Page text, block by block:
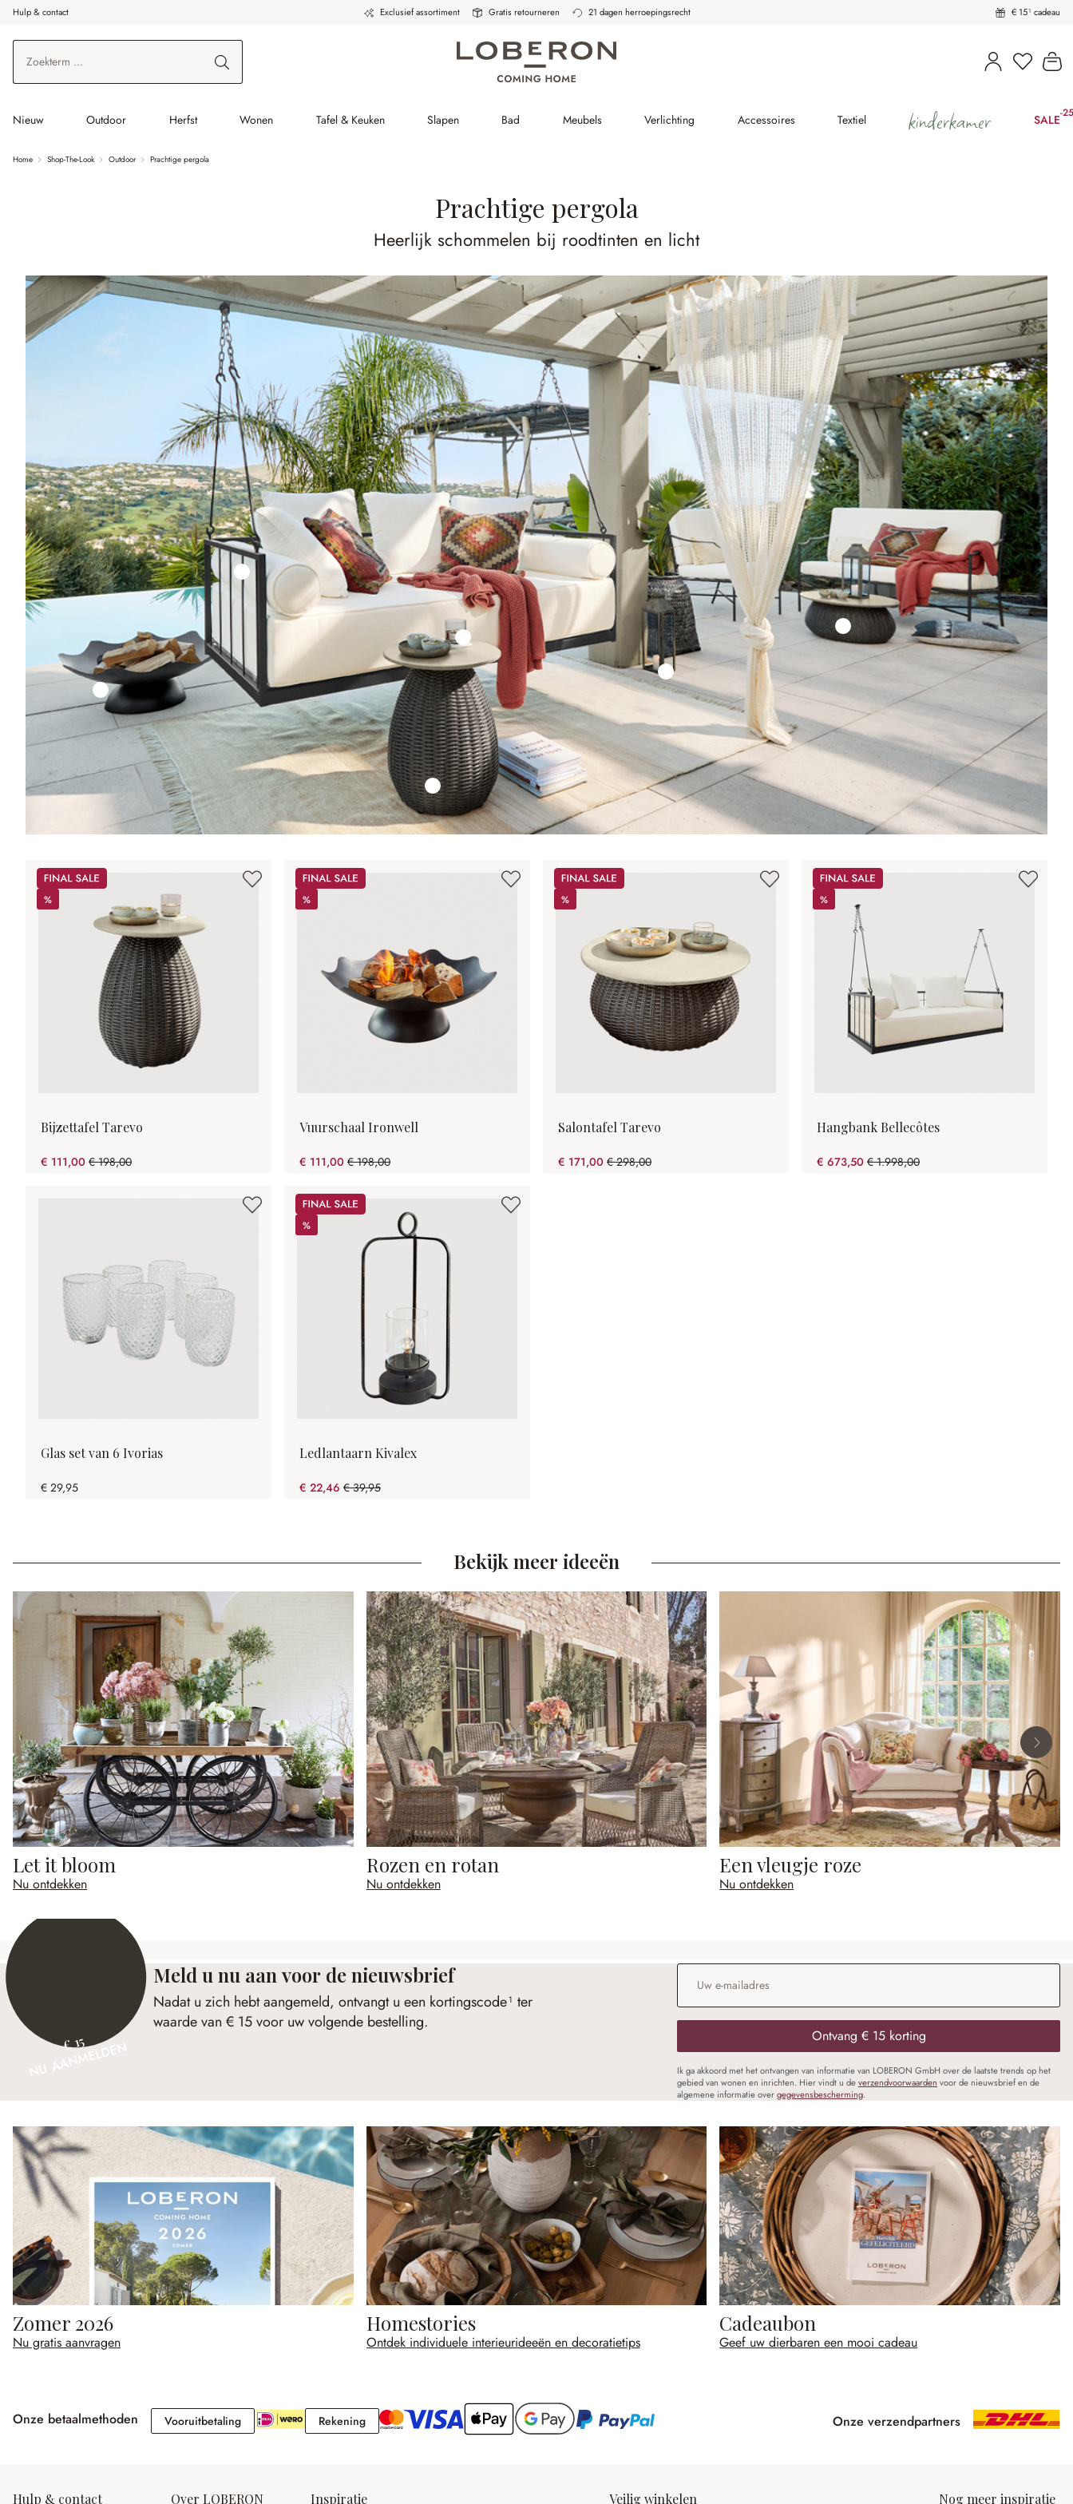
de hoofdinhoud
Ga naar zoeken
Ga naar de hoofdnavigatie
Hulp & contact Exclusief assortiment Gratis retourneren 21 dagen herroepingsrecht € 15¹ cadeau
U heeft
Nieuw Outdoor Herfst Wonen Tafel & Keuken Slapen Bad Meubels Verlichting Accessoires Textiel kinderkamer SALE-
Home Shop-The-Look Outdoor Prachtige pergola
Prachtige pergola
Heerlijk schommelen bij roodtinten en licht
Sale
%
%
Bijzettafel Tarevo
€ 111,00 € 198,00
(43.94% gespart)
Sale
%
%
Vuurschaal Ironwell
€ 111,00 € 198,00
(43.94% gespart)
Sale
%
%
Salontafel Tarevo
€ 171,00 € 298,00
(42.62% gespart)
Sale
%
%
Hangbank Bellecôtes
€ 673,50 € 1.998,00
(66.29% gespart)
Glas set van 6 Ivorias
€ 29,95
Sale
%
%
Ledlantaarn Kivalex
€ 22,46 € 39,95
(43.78% gespart)
Bekijk meer ideeën
Let it bloom
Nu ontdekken
Rozen en rotan
Nu ontdekken
Een vleugje roze
Nu ontdekken
€ 15
NU AANMELDEN
Meld u nu aan voor de nieuwsbrief
Nadat u zich hebt aangemeld, ontvangt u een kortingscode¹ ter
waarde van € 15 voor uw volgende bestelling.
E-mailadres
Ontvang € 15 korting
Ik ga akkoord met het ontvangen van informatie van LOBERON GmbH over de laatste trends op het
gebied van wonen en inrichten. Hier vindt u deverzendvoorwaarden voor de nieuwsbrief en de
algemene informatie overgegevensbescherming.
Zomer 2026
Nu gratis aanvragen
Homestories
Ontdek individuele interieurideeën en decoratietips
Cadeaubon
Geef uw dierbaren een mooi cadeau
Onze betaalmethoden VooruitbetalingVooruitbetaling RekeningRekening Onze verzendpartners
Hulp & contact Over LOBERON Inspiratie Veilig winkelen Nog meer inspiratie